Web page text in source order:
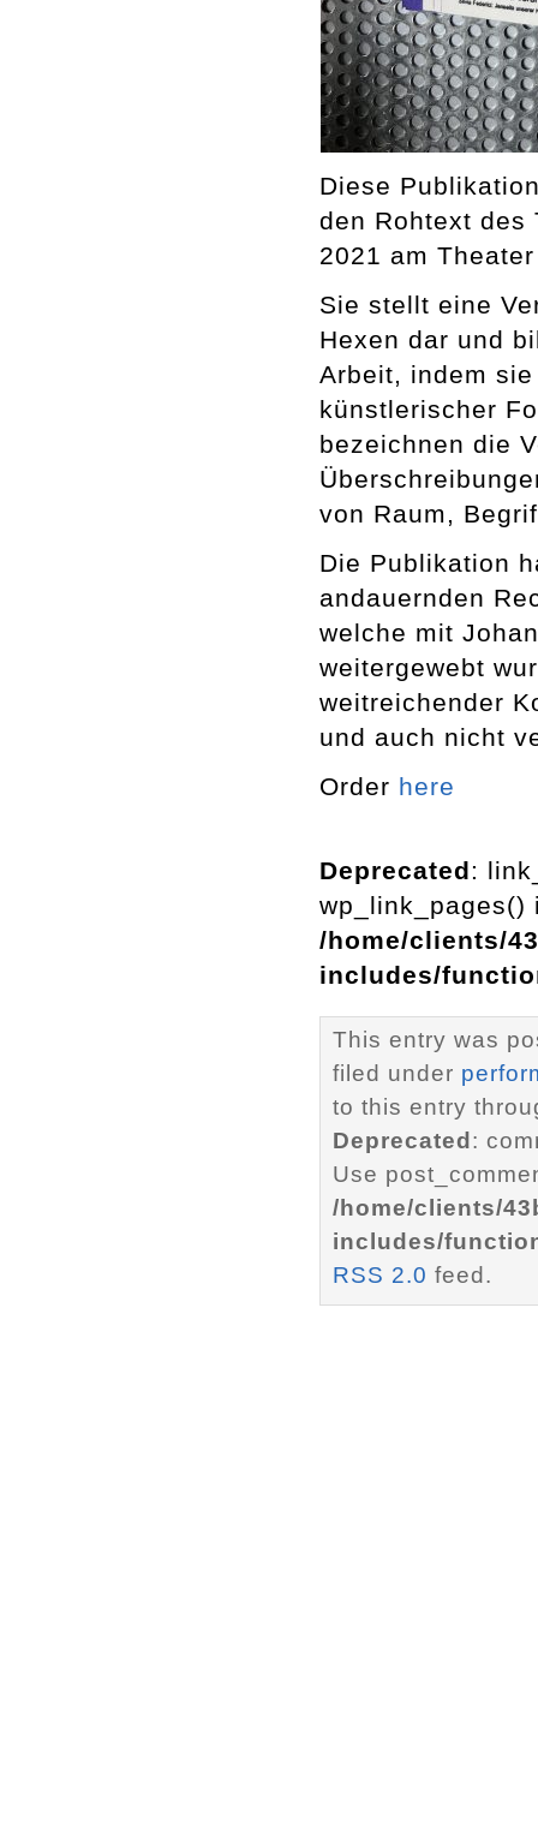
Diese
den Rohtext des
2021 am
Sie stellt eine
Hexen dar und
Arbeit, indem
künstlerischer
bezeichnen die
von Raum,
Die Publikation
andauernden
welche mit
weitergewebt
weitreichender
und auch nicht
Order here
Deprecated:
wp_link_pages()
/home/clients/
includes/
This entry was
filed under
to this entry
Deprecated :
Use
/home/clients/
includes/
RSS 2.0 feed.